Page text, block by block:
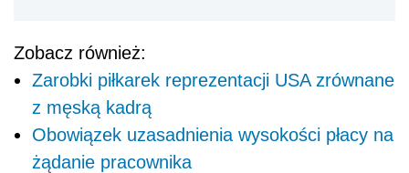
Zobacz również:
Zarobki piłkarek reprezentacji USA zrównane
z męską kadrą
Obowiązek uzasadnienia wysokości płacy na
żądanie pracownika